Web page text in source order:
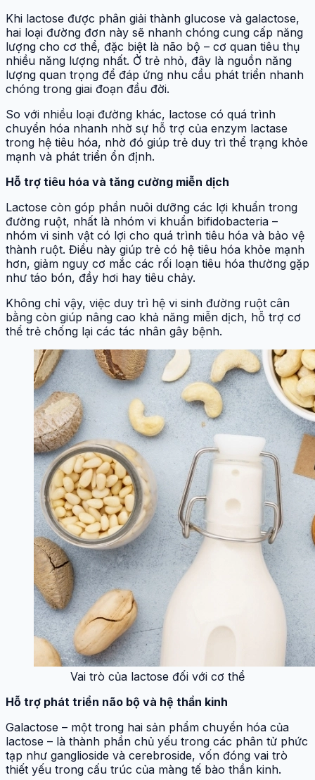
Khi lactose được phân giải thành glucose và galactose,
hai loại đường đơn này sẽ nhanh chóng cung cấp năng
lượng cho cơ thể, đặc biệt là não bộ – cơ quan tiêu thụ
nhiều năng lượng nhất. Ở trẻ nhỏ, đây là nguồn năng
lượng quan trọng để đáp ứng nhu cầu phát triển nhanh
chóng trong giai đoạn đầu đời.
So với nhiều loại đường khác, lactose có quá trình
chuyển hóa nhanh nhờ sự hỗ trợ của enzym lactase
trong hệ tiêu hóa, nhờ đó giúp trẻ duy trì thể trạng khỏe
mạnh và phát triển ổn định.
Hỗ trợ tiêu hóa và tăng cường miễn dịch
Lactose còn góp phần nuôi dưỡng các lợi khuẩn trong
đường ruột, nhất là nhóm vi khuẩn bifidobacteria –
nhóm vi sinh vật có lợi cho quá trình tiêu hóa và bảo vệ
thành ruột. Điều này giúp trẻ có hệ tiêu hóa khỏe mạnh
hơn, giảm nguy cơ mắc các rối loạn tiêu hóa thường gặp
như táo bón, đầy hơi hay tiêu chảy.
Không chỉ vậy, việc duy trì hệ vi sinh đường ruột cân
bằng còn giúp nâng cao khả năng miễn dịch, hỗ trợ cơ
thể trẻ chống lại các tác nhân gây bệnh.
Vai trò của lactose đối với cơ thể
Hỗ trợ phát triển não bộ và hệ thần kinh
Galactose – một trong hai sản phẩm chuyển hóa của
lactose – là thành phần chủ yếu trong các phân tử phức
tạp như ganglioside và cerebroside, vốn đóng vai trò
thiết yếu trong cấu trúc của màng tế bào thần kinh.